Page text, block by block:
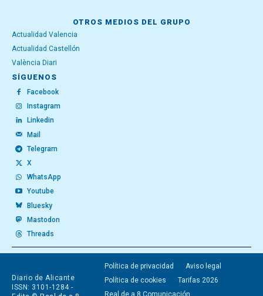
OTROS MEDIOS DEL GRUPO
Actualidad Valencia
Actualidad Castellón
València Diari
SÍGUENOS
Facebook
Instagram
Linkedin
Mail
Telegram
X
WhatsApp
Youtube
Bluesky
Mastodon
Threads
Diario de Alicante
ISSN: 3101-1284 -
Política de privacidad
Aviso legal
Política de cookies
Tarifas 2026